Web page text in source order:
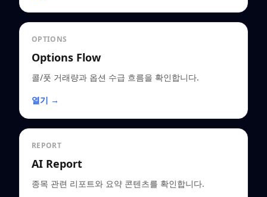
OPTIONS
Options Flow
콜/풋 거래량과 옵션 수급 흐름을 확인합니다.
열기 →
REPORT
AI Report
종목 관련 리포트와 요약 콘텐츠를 확인합니다.